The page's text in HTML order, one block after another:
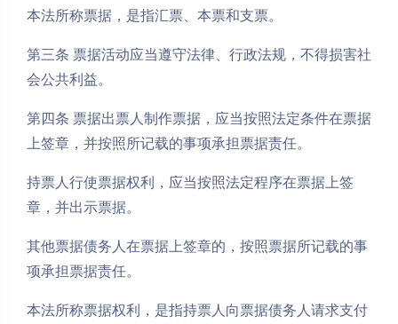
本法所称票据，是指汇票、本票和支票。
第三条 票据活动应当遵守法律、行政法规，不得损害社
会公共利益。
第四条 票据出票人制作票据，应当按照法定条件在票据
上签章，并按照所记载的事项承担票据责任。
持票人行使票据权利，应当按照法定程序在票据上签
章，并出示票据。
其他票据债务人在票据上签章的，按照票据所记载的事
项承担票据责任。
本法所称票据权利，是指持票人向票据债务人请求支付